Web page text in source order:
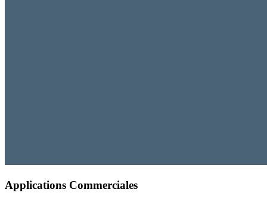
Applications Commerciales